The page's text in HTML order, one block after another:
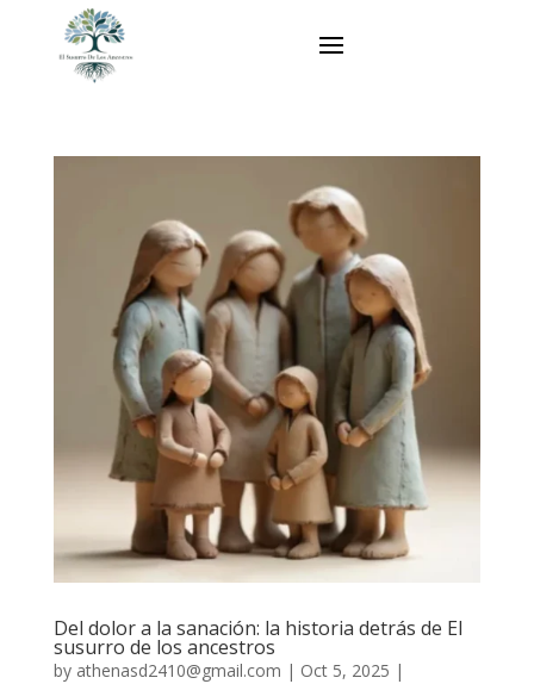
Del dolor a la sanación: la historia detrás de El
susurro de los ancestros
by athenasd2410@gmail.com | Oct 5, 2025 |